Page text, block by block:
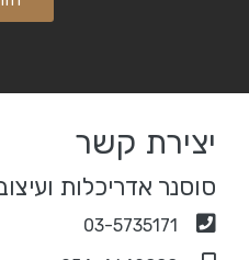
יצירת קשר
סוסנר אדריכלות ועיצוב
03-5735171